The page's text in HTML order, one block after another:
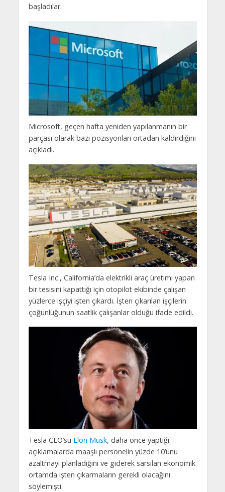
başladılar.
Microsoft, geçen hafta yeniden yapılanmanın bir
parçası olarak bazı pozisyonları ortadan kaldırdığını
açıkladı.
Tesla Inc., California’da elektrikli araç üretimi yapan
bir tesisini kapattığı için otopilot ekibinde çalışan
yüzlerce işçiyi işten çıkardı. İşten çıkarılan işçilerin
çoğunluğunun saatlik çalışanlar olduğu ifade edildi.
Tesla CEO’su Elon Musk, daha önce yaptığı
açıklamalarda maaşlı personelin yüzde 10’unu
azaltmayı planladığını ve giderek sarsılan ekonomik
ortamda işten çıkarmaların gerekli olacağını
söylemişti.